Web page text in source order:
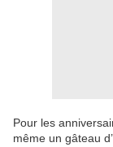
Pour les
même un gâteau